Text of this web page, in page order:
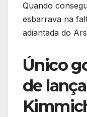
Quando
esbarrava na
adiantada do
Único
de